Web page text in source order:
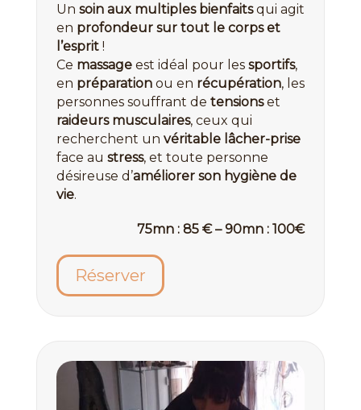
Un soin aux multiples bienfaitsqui agit
en profondeur sur tout le corps et
l’esprit!
Ce massageest idéal pour les sportifs,
en préparationou en récupération, les
personnes souffrant de tensionset
raideurs musculaires, ceux qui
recherchent un véritable lâcher-prise
face au stress, et toute personne
désireuse d’améliorer son hygiène de
vie.
75mn : 85 € – 90mn : 100€
Réserver